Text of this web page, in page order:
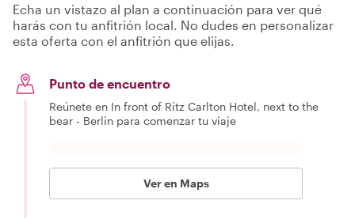
Echa un vistazo al plan a continuación para ver qué
harás con tu anfitrión local. No dudes en personalizar
esta oferta con el anfitrión que elijas.
Punto de encuentro
Reúnete en In front of Ritz Carlton Hotel, next to the
bear - Berlin para comenzar tu viaje
Ver en Maps